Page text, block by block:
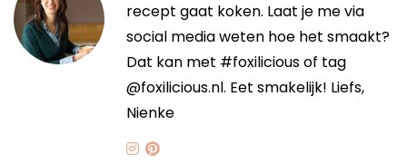
recept gaat koken. Laat je me via
social media weten hoe het smaakt?
Dat kan met #foxilicious of tag
@foxilicious.nl. Eet smakelijk! Liefs,
Nienke